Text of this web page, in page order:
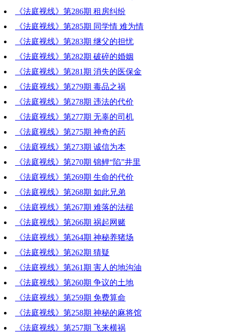
《法庭视线》第286期 租房纠纷
《法庭视线》第285期 同学情 难为情
《法庭视线》第283期 继父的担忧
《法庭视线》第282期 破碎的婚姻
《法庭视线》第281期 消失的医保金
《法庭视线》第279期 毒品之祸
《法庭视线》第278期 违法的代价
《法庭视线》第277期 无辜的司机
《法庭视线》第275期 神奇的药
《法庭视线》第273期 诚信为本
《法庭视线》第270期 锦鲤“陷”井里
《法庭视线》第269期 生命的代价
《法庭视线》第268期 如此兄弟
《法庭视线》第267期 难落的法槌
《法庭视线》第266期 祸起网赌
《法庭视线》第264期 神秘养猪场
《法庭视线》第262期 猜疑
《法庭视线》第261期 害人的地沟油
《法庭视线》第260期 争议的土地
《法庭视线》第259期 免费算命
《法庭视线》第258期 神秘的麻将馆
《法庭视线》第257期 飞来横祸